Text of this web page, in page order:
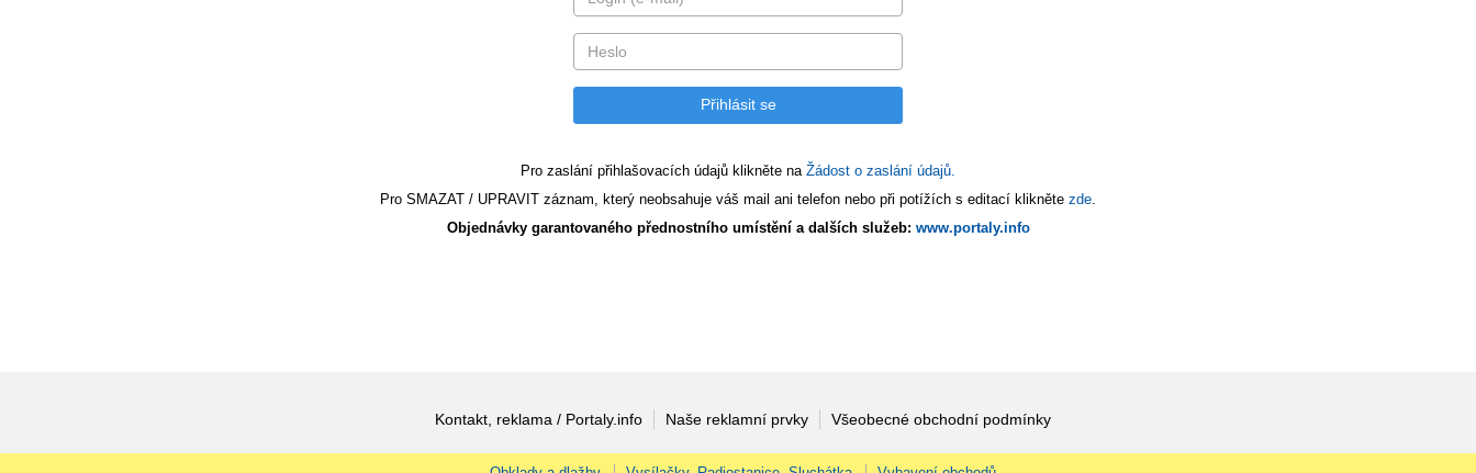
Pro zaslání přihlašovacích údajů klikněte na Žádost o zaslání údajů.
Pro SMAZAT / UPRAVIT záznam, který neobsahuje váš mail ani telefon nebo při potížích s editací klikněte zde
Objednávky garantovaného přednostního umístění a dalších služeb: www.portaly.info
Kontakt, reklama / Portaly.info Naše reklamní prvky Všeobecné obchodní podmínky